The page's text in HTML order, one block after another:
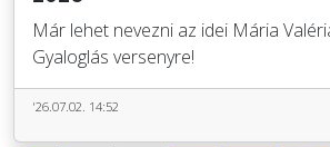
Már lehet nevezni az idei Mária
Gyaloglás versenyre!
'26.07.02. 14:52